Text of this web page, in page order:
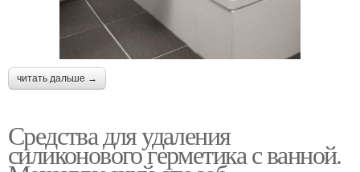
читать дальше →
Средства для удаления
силиконового герметика с ванной.